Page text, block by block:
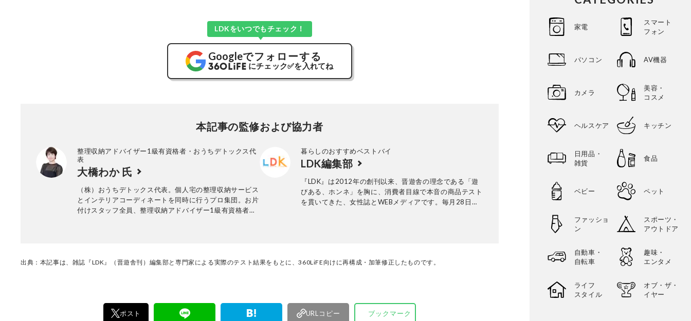
LDKをいつでもチェック！
Googleでフォローする
にチェック✅を入れてね
本記事の監修および協力者
整理収納アドバイザー1級有資格者・おうちデトックス代
表
大橋わか 氏
（株）おうちデトックス代表。個人宅の整理収納サービス
とインテリアコーディネートを同時に行うプロ集団。お片
付けスタッフ全員、整理収納アドバイザー1級有資格者。
暮らしのおすすめベストバイ
LDK編集部
『LDK』は2012年の創刊以来、晋遊舎の理念である「遊
びある、ホンネ」を胸に、消費者目線で本音の商品テスト
を貫いてきた、女性誌とWEBメディアです。毎月28日発
編集体制で日々の検証・記事制作を行っています。
出典：本記事は、雑誌『LDK』（晋遊舎刊）編集部と専門家による実際のテスト結果をもとに、360LiFE向けに再構成・加筆修正したものです。
ポスト URLコピー ブックマーク
家電
スマート
フォン
パソコン AV機器
カメラ
美容・
コスメ
ヘルスケア キッチン
日用品・
雑貨
食品
ベビー ペット
ファッショ
ン
スポーツ・
アウトドア
自動車・
自転車
趣味・
エンタメ
ライフ
スタイル
オブ・ザ・
イヤー